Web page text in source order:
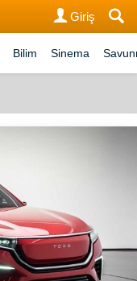
Giriş
Bilim Sinema